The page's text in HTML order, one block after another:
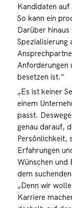
Kandidaten
So kann ein
Darüber
Spezialisierung
Anforderungen
besetzen ist.“
„Es ist keiner
einem
passt.
genau darauf,
Persönlichkeit,
Erfahrungen
Wünschen und
dem
„Denn wir
Karriere